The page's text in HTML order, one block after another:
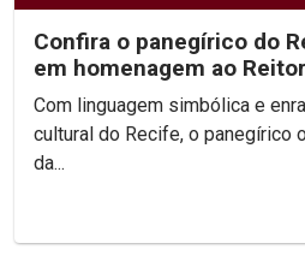
Confira o panegírico do
em homenagem ao
Fritzen
Com linguagem simbólica e
cultural do Recife, o panegírico
da...